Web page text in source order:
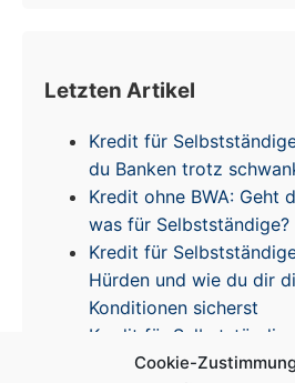
Cookie-
Letzten Artikel
Kredit für
du Banken trotz
Kredit ohne BWA: Geht
was für Selbstständige?
Kredit für
Hürden und wie du dir
Konditionen sicherst
Kredit für Selbstständige
Erfahrungen & Tipps